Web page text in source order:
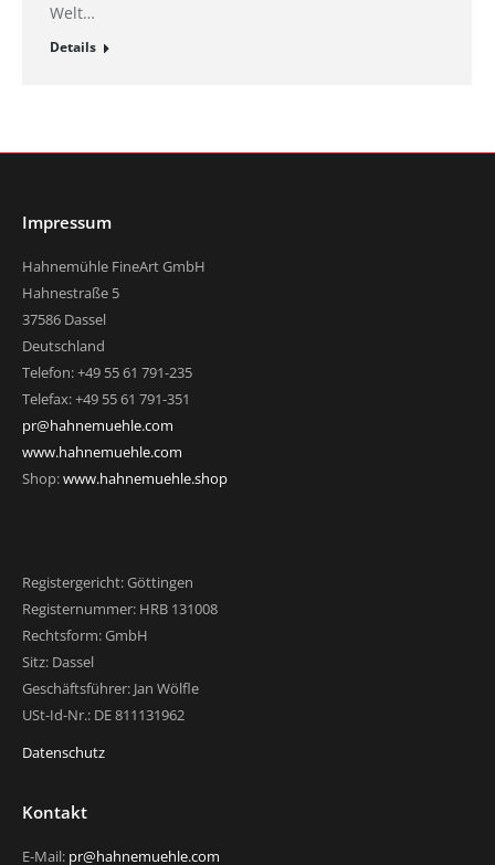
Welt…
Details
Impressum
Hahnemühle FineArt GmbH
Hahnestraße 5
37586 Dassel
Deutschland
Telefon: +49 55 61 791-235
Telefax: +49 55 61 791-351
pr@hahnemuehle.com
www.hahnemuehle.com
Shop:www.hahnemuehle.shop
Registergericht: Göttingen
Registernummer: HRB 131008
Rechtsform: GmbH
Sitz: Dassel
Geschäftsführer: Jan Wölfle
USt-Id-Nr.: DE 811131962
Datenschutz
Kontakt
E-Mail: pr@hahnemuehle.com